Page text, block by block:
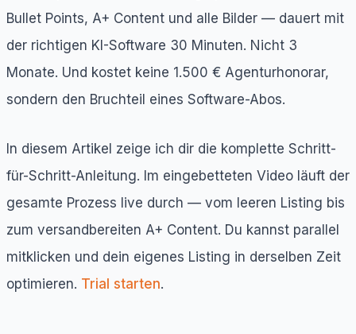
Bullet Points, A+ Content und alle Bilder — dauert mit
der richtigen KI-Software 30 Minuten. Nicht 3
Monate. Und kostet keine 1.500 € Agenturhonorar,
sondern den Bruchteil eines Software-Abos.
In diesem Artikel zeige ich dir die komplette Schritt-
für-Schritt-Anleitung. Im eingebetteten Video läuft der
gesamte Prozess live durch — vom leeren Listing bis
zum versandbereiten A+ Content. Du kannst parallel
mitklicken und dein eigenes Listing in derselben Zeit
optimieren. Trial starten.